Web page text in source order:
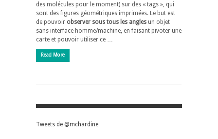
des molécules pour le moment) sur des « tags », qui
sont des figures géométriques imprimées. Le but est
de pouvoir observer sous tous les angles un objet
sans interface homme/machine, en faisant pivoter une
carte et pouvoir utiliser ce …
Read More
Tweets de @mchardine